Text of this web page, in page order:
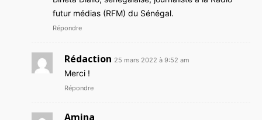
futur médias (RFM) du Sénégal.
Répondre
Rédaction 25 mars 2022 à 9:52 am
Merci !
Répondre
Amina